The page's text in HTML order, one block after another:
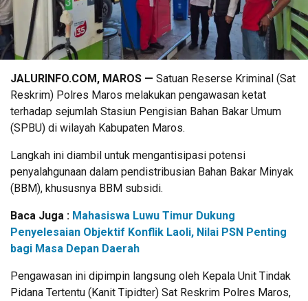
JALURINFO.COM, MAROS — Satuan Reserse Kriminal (Sat
Reskrim) Polres Maros melakukan pengawasan ketat
terhadap sejumlah Stasiun Pengisian Bahan Bakar Umum
(SPBU) di wilayah Kabupaten Maros.
Langkah ini diambil untuk mengantisipasi potensi
penyalahgunaan dalam pendistribusian Bahan Bakar Minyak
(BBM), khususnya BBM subsidi.
Baca Juga : Mahasiswa Luwu Timur Dukung
Penyelesaian Objektif Konflik Laoli, Nilai PSN Penting
bagi Masa Depan Daerah
Pengawasan ini dipimpin langsung oleh Kepala Unit Tindak
Pidana Tertentu (Kanit Tipidter) Sat Reskrim Polres Maros,